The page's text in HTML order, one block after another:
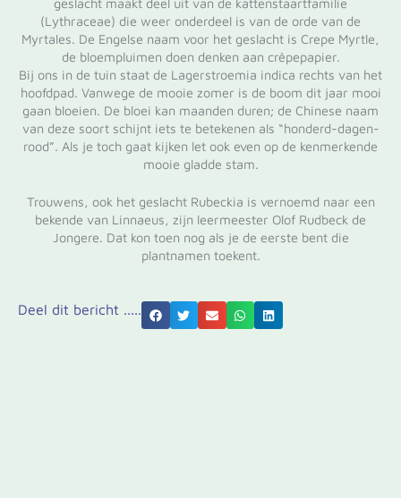
geslacht maakt deel uit van de kattenstaartfamilie
(Lythraceae) die weer onderdeel is van de orde van de
Myrtales. De Engelse naam voor het geslacht is Crepe Myrtle,
de bloempluimen doen denken aan crêpepapier.
Bij ons in de tuin staat de Lagerstroemia indica rechts van het
hoofdpad. Vanwege de mooie zomer is de boom dit jaar mooi
gaan bloeien. De bloei kan maanden duren; de Chinese naam
van deze soort schijnt iets te betekenen als “honderd-dagen-
rood”. Als je toch gaat kijken let ook even op de kenmerkende
mooie gladde stam.
Trouwens, ook het geslacht Rubeckia is vernoemd naar een
bekende van Linnaeus, zijn leermeester Olof Rudbeck de
Jongere. Dat kon toen nog als je de eerste bent die
plantnamen toekent.
Deel dit bericht .....